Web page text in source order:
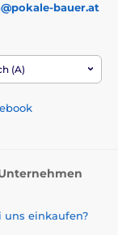
bauer.at
(A)
uns einkaufen?